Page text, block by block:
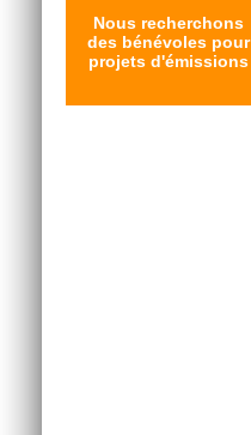
Nous recherchons
des bénévoles pour
projets d'émissions